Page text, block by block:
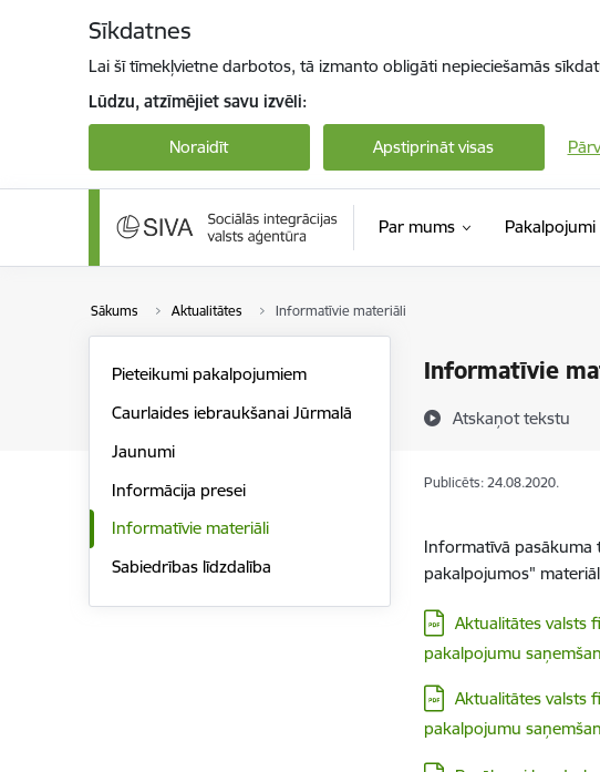
Sīkdatnes
Lai šī tīmekļvietne darbotos, tā izmanto obligāti nepieciešamās
Lūdzu, atzīmējiet savu izvēli:
Noraidīt Apstiprināt visas
Par mums Pakalpojumi
Sākums Aktualitātes Informatīvie materiāli
Informatīvie
Atskaņot tekstu
Pieteikumi pakalpojumiem
Caurlaides iebraukšanai Jūrmalā
Jaunumi
Informācija presei
Informatīvie materiāli
Sabiedrības līdzdalība
Publicēts: 24.08.2020.
Informatīvā pasākuma
pakalpojumos"
Lejupielādēt:
Aktualitātes valsts
pakalpojumu
Lejupielādēt:
Aktualitātes valsts
pakalpojumu